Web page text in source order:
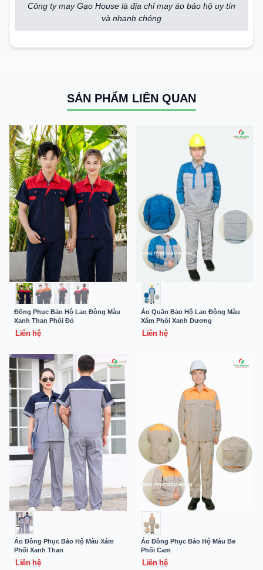
Công ty may Gạo House là địa chỉ may áo bảo hộ uy tín
và nhanh chóng
SẢN PHẨM LIÊN QUAN
Đồng Phục Bảo Hộ Lao Động Màu
Xanh Than Phối Đỏ
Liên hệ
Áo Quần Bảo Hộ Lao Động Màu
Xám Phối Xanh Dương
Liên hệ
Áo Đồng Phục Bảo Hộ Màu Xám
Phối Xanh Than
Liên hệ
Áo Đồng Phục Bảo Hộ Màu Be
Phối Cam
Liên hệ